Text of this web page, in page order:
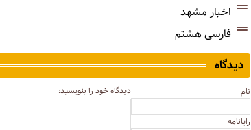
اخبار مشهد
فارسی هشتم
دیدگاه
نام
رایانامه
دیدگاه خود را بنویسید: